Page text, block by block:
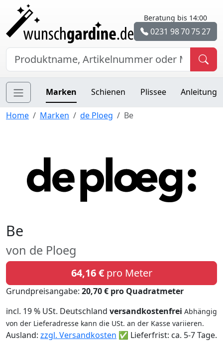
Beratung bis 14:00
0231 98 70 75 27
Marken Schienen Plissee Anleitung
Home Marken de Ploeg Be
Be
von de Ploeg
64,16 €pro Meter
Grundpreisangabe: 20,70 € pro Quadratmeter
incl. 19 % USt. Deutschland versandkostenfrei Abhängig
von der Lieferadresse kann die USt. an der Kasse variieren.
Ausland: zzgl. Versandkosten ✅ Lieferfrist: ca. 5-7 Tage.